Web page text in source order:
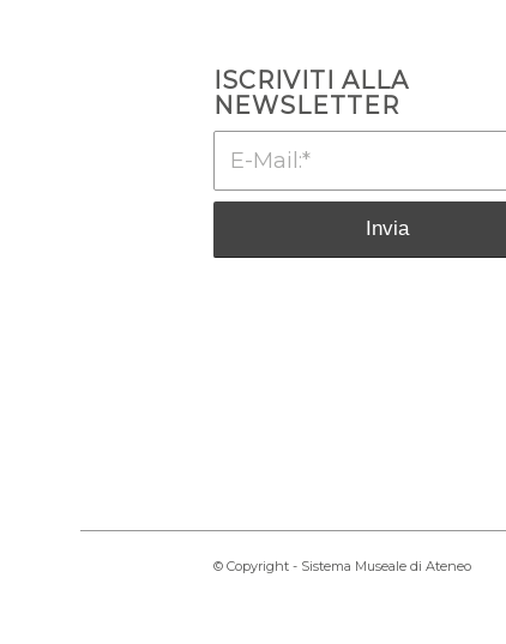
ISCRIVITI ALLA
NEWSLETTER
© Copyright - Sistema Museale di Ateneo